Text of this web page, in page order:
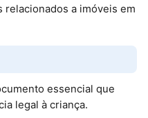
a imóveis em
essencial que
legal à criança.